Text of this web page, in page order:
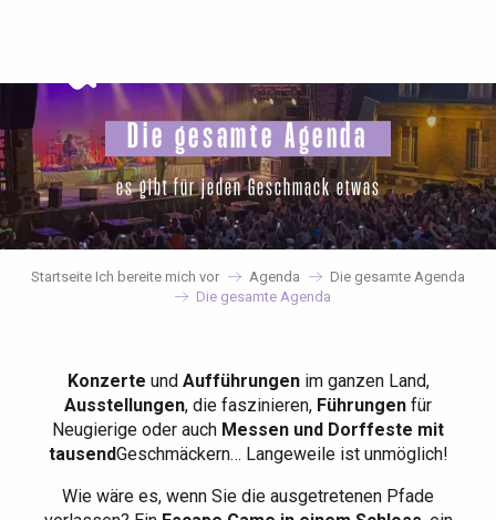
principal
Die gesamte Agenda
es gibt für jeden Geschmack etwas
Startseite Ich bereite mich vor Agenda
Die gesamte Agenda
Die gesamte Agenda
Konzerte und Aufführungenim ganzen Land,
Ausstellungen, die faszinieren, Führungen für
Neugierige oder auch Messen und Dorffeste mit
tausendGeschmäckern… Langeweile ist unmöglich!
Wie wäre es, wenn Sie die ausgetretenen Pfade